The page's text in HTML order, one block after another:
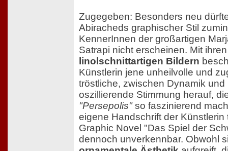
Zugegeben: Besonders neu
Abiracheds graphischer Stil
KennerInnen der großartigen
Satrapi nicht erscheinen. Mit ihren
linolschnittartigen Bildern
Künstlerin jene unheilvolle und
tröstliche, zwischen Dynamik und
oszillierende Stimmung herauf,
"Persepolis"so faszinierend
eigene Handschrift der Künstlerin
Graphic Novel "Das Spiel der
dennoch unverkennbar. Obwohl